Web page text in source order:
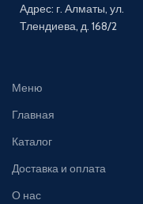
Адрес: г. Алматы, ул.
Тлендиева, д. 168/2
Меню
Главная
Каталог
Доставка и оплата
О нас